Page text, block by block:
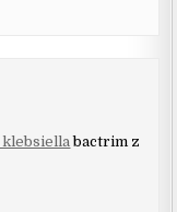
bactrim z